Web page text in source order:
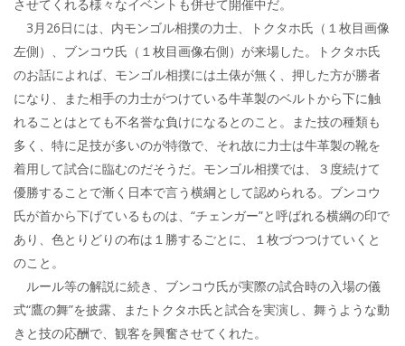
させてくれる様々なイベントも併せて開催中だ。
3月26日には、内モンゴル相撲の力士、トクタホ氏（１枚目画像
左側）、ブンコウ氏（１枚目画像右側）が来場した。トクタホ氏
のお話によれば、モンゴル相撲には土俵が無く、押した方が勝者
になり、また相手の力士がつけている牛革製のベルトから下に触
れることはとても不名誉な負けになるとのこと。また技の種類も
多く、特に足技が多いのが特徴で、それ故に力士は牛革製の靴を
着用して試合に臨むのだそうだ。モンゴル相撲では、３度続けて
優勝することで漸く日本で言う横綱として認められる。ブンコウ
氏が首から下げているものは、“チェンガー”と呼ばれる横綱の印で
あり、色とりどりの布は１勝するごとに、１枚づつつけていくと
のこと。
ルール等の解説に続き、ブンコウ氏が実際の試合時の入場の儀
式“鷹の舞”を披露、またトクタホ氏と試合を実演し、舞うような動
きと技の応酬で、観客を興奮させてくれた。